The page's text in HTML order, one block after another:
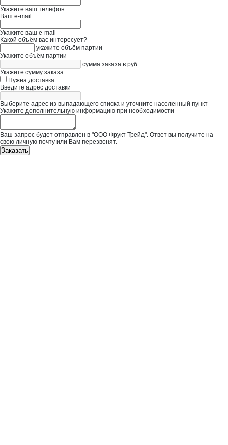
Укажите ваш телефон
Ваш e-mail:
Укажите ваш e-mail
Какой объём вас интересует?
укажите объём партии
Укажите объём партии
сумма заказа в руб
Укажите сумму заказа
Нужна доставка
Введите адрес доставки
Выберите адрес из выпадающего списка и уточните населенный пункт
Укажите дополнительную информацию при необходимости
Ваш запрос будет отправлен в "ООО Фрукт Трейд". Ответ вы получите на
свою личную почту или Вам перезвонят.
Заказать